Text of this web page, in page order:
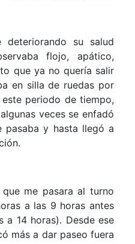
su salud
flojo, apático,
que ya no quería salir
en silla de ruedas por
periodo de tiempo,
veces se enfadó
pasaba y hasta llegó a
me pasara al turno
a las 9 horas antes
14 horas). Desde ese
más a dar paseo fuera